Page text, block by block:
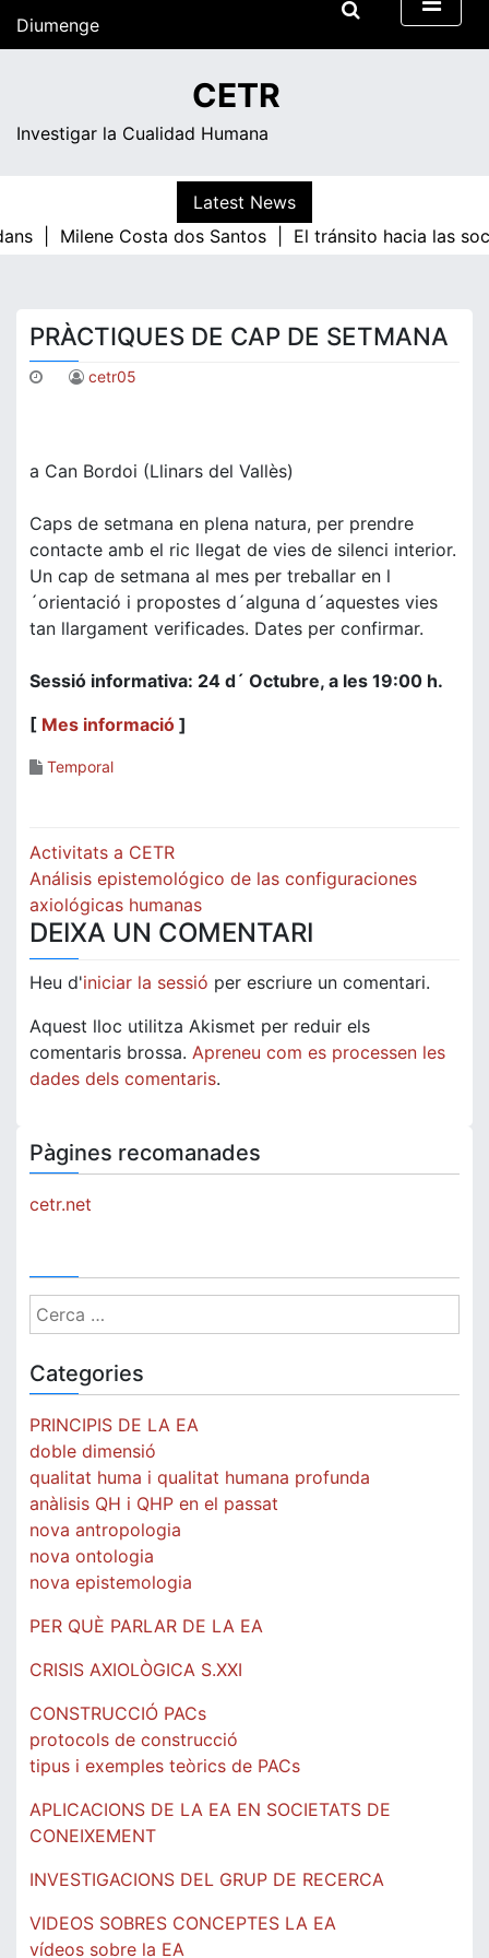
Diumenge
CETR
Investigar la Cualidad Humana
Latest News
|
Milene Costa dos Santos | El tránsito hacia las
PRÀCTIQUES DE CAP DE SETMANA
cetr05
a Can Bordoi (Llinars del Vallès)
Caps de setmana en plena natura, per prendre
contacte amb el ric llegat de vies de silenci interior.
Un cap de setmana al mes per treballar en l
´orientació i propostes d´alguna d´aquestes vies
tan llargament verificades. Dates per confirmar.
Sessió informativa: 24 d´ Octubre, a les 19:00 h.
[ Mes informació ]
Temporal
Navegació
d'entrades
Activitats a CETR
Análisis epistemológico de las configuraciones
axiológicas humanas
DEIXA UN COMENTARI
Heu d'iniciar la sessió per escriure un comentari.
Aquest lloc utilitza Akismet per reduir els
comentaris brossa. Apreneu com es processen les
dades dels comentaris.
Pàgines recomanades
cetr.net
Cerca:
Categories
PRINCIPIS DE LA EA
doble dimensió
qualitat huma i qualitat humana profunda
anàlisis QH i QHP en el passat
nova antropologia
nova ontologia
nova epistemologia
PER QUÈ PARLAR DE LA EA
CRISIS AXIOLÒGICA S.XXI
CONSTRUCCIÓ PACs
protocols de construcció
tipus i exemples teòrics de PACs
APLICACIONS DE LA EA EN SOCIETATS DE
CONEIXEMENT
INVESTIGACIONS DEL GRUP DE RECERCA
VIDEOS SOBRES CONCEPTES LA EA
vídeos sobre la EA